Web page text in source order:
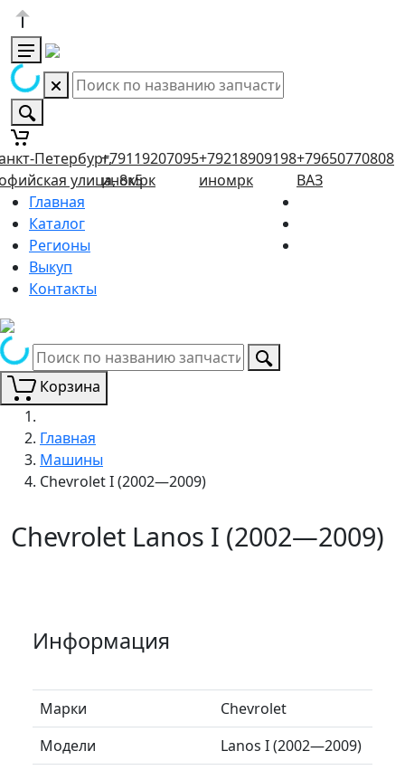
Петербург,
улица, 8к5
+79119207095
иномрк
+79218909198
иномрк
+79650770808
ВАЗ
Главная
Каталог
Регионы
Выкуп
Контакты
Корзина
Главная
Машины
Chevrolet I (2002—2009)
Chevrolet Lanos I (2002—2009)
Информация
Марки
Chevrolet
Модели
Lanos I (2002—2009)